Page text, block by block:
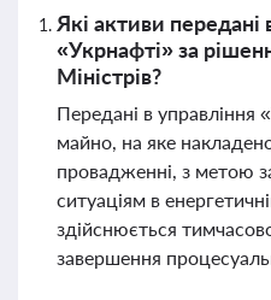
Які активи передані
«Укрнафті» за
Міністрів?
Передані в управління
майно, на яке
провадженні, з метою
ситуаціям в
здійснюється
завершення